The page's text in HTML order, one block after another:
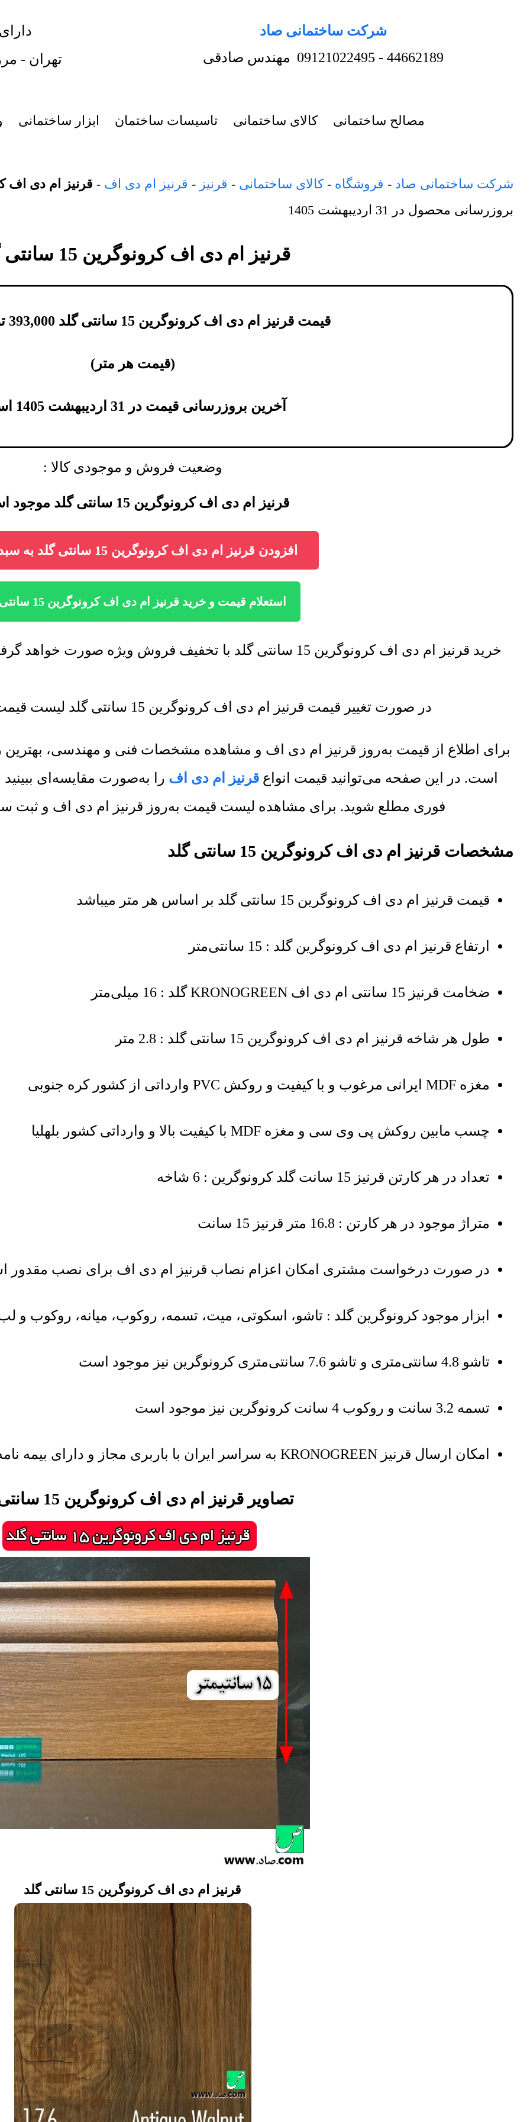
شرکت ساختمانی صاد
44662189
-
09121022495 مهندس صادقی تهران -
مصالح ساختمانی کالای ساختمانی تاسیسات ساختمان ابزار ساختمانی
شرکت ساختمانی صاد - فروشگاه -کالای ساختمانی - قرنیز - قرنیز ام دی اف - قرنیز ام دی اف
بروزرسانی محصول در 31 اردیبهشت 1405
قرنیز ام دی اف کرونوگرین 15 سانتی گلد
قیمت قرنیز ام دی اف کرونوگرین 15 سانتی گلد 393,000
(قیمت هر متر)
آخرین بروزرسانی قیمت در 31 اردیبهشت 1405 است.
وضعیت فروش و موجودی کالا :
قرنیز ام دی اف کرونوگرین 15 سانتی گلد موجود است.
افزودن قرنیز ام دی اف کرونوگرین 15 سانتی گلد به سبد خرید
استعلام قیمت و خرید قرنیز ام دی اف کرونوگرین 15 سانتی گلد
خرید قرنیز ام دی اف کرونوگرین 15 سانتی گلد با تخفیف فروش ویژه صورت خواهد گرفت. برای اطلاع از تخفیف ها تماس بگیرید.
در صورت تغییر قیمت قرنیز ام دی اف کرونوگرین 15 سانتی گلد لیست قیمت جدید به روز رسانی میشود.
برای اطلاع از قیمت به‌روز قرنیز ام دی اف و مشاهده مشخصات فنی و مهندسی،
است. در این صفحه می‌توانید قیمت انواعقرنیز ام دی اف را به‌صورت مقایسه‌ای
فوری مطلع شوید. برای مشاهده لیست قیمت به‌روز قرنیز ام دی اف و ثبت
مشخصات قرنیز ام دی اف کرونوگرین 15 سانتی گلد
قیمت قرنیز ام دی اف کرونوگرین 15 سانتی گلد بر اساس هر متر میباشد
ارتفاع قرنیز ام دی اف کرونوگرین گلد : 15 سانتی‌متر
ضخامت قرنیز 15 سانتی ام دی اف KRONOGREEN گلد : 16 میلی‌متر
طول هر شاخه قرنیز ام دی اف کرونوگرین 15 سانتی گلد : 2.8 متر
مغزه MDF ایرانی مرغوب و با کیفیت و روکش PVC وارداتی از کشور کره جنوبی
چسب مابین روکش پی وی سی و مغزه MDF با کیفیت بالا و وارداتی کشور بلهلیا
تعداد در هر کارتن قرنیز 15 سانت گلد کرونوگرین : 6 شاخه
متراژ موجود در هر کارتن : 16.8 متر قرنیز 15 سانت
در صورت درخواست مشتری امکان اعزام نصاب قرنیز ام دی اف برای نصب مقدور
ابزار موجود کرونوگرین گلد : تاشو، اسکوتی، میت، تسمه، روکوب، میانه، روکوب و
تاشو 4.8 سانتی‌متری و تاشو 7.6 سانتی‌متری کرونوگرین نیز موجود است
تسمه 3.2 سانت و روکوب 4 سانت کرونوگرین نیز موجود است
امکان ارسال قرنیز KRONOGREEN به سراسر ایران با باربری مجاز و دارای بیمه نامه در اسرع وقت
تصاویر قرنیز ام دی اف کرونوگرین 15 سانتی گلد
قرنیز ام دی اف کرونوگرین 15 سانتی گلد